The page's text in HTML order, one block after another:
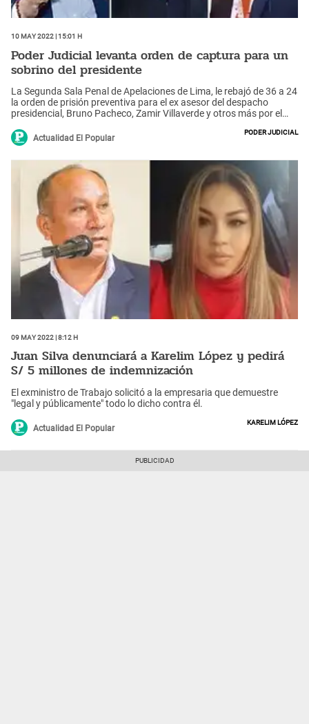
10 May 2022 | 15:01 h
Poder Judicial levanta orden de captura para un
sobrino del presidente
La Segunda Sala Penal de Apelaciones de Lima, le rebajó de 36 a 24
la orden de prisión preventiva para el ex asesor del despacho
presidencial, Bruno Pacheco, Zamir Villaverde y otros más por el
Actualidad El Popular
Poder Judicial
09 May 2022 | 8:12 h
Juan Silva denunciará a Karelim López y pedirá
S/ 5 millones de indemnización
El exministro de Trabajo solicitó a la empresaria que demuestre
"legal y públicamente" todo lo dicho contra él.
Actualidad El Popular
Karelim López